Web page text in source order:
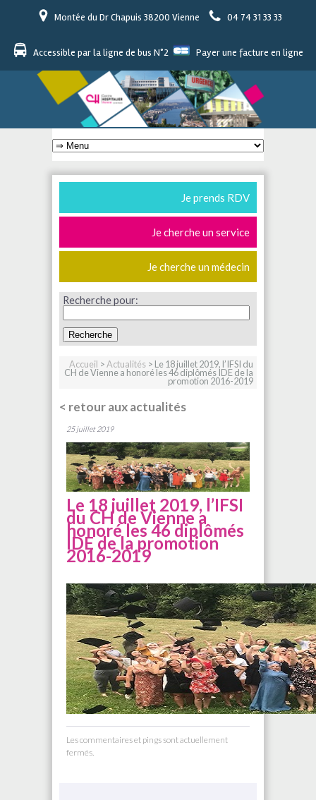
Montée du Dr Chapuis 38200 Vienne 04 74 31 33 33
Accessible par la ligne de bus N°2 Payer une facture en ligne
Je prends RDV
Je cherche un service
Je cherche un médecin
Recherche pour:
Accueil >Actualités > Le 18 juillet 2019, l’IFSI du
CH de Vienne a honoré les 46 diplômés IDE de la
promotion 2016-2019
< retour aux actualités
25 juillet 2019
Le 18 juillet 2019, l’IFSI
du CH de Vienne a
honoré les 46 diplômés
IDE de la promotion
2016-2019
Les commentaires et pings sont actuellement
fermés.